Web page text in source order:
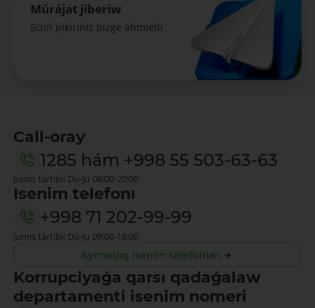
Múrájat jiberiw
Siziń pikirińiz bizge áhmietli
Call-oray
1285 hám +998 55 503-63-63
Jumıs tártibi: Dú-Ju 08:00-20:00
Isenim telefonı
+998 71 202-99-99
Jumıs tártibi: Dú-Ju 09:00-18:00
Aymaqlıq isenim telefonları
Korrupciyaǵa qarsı qadaǵalaw
departamenti isenim nomeri